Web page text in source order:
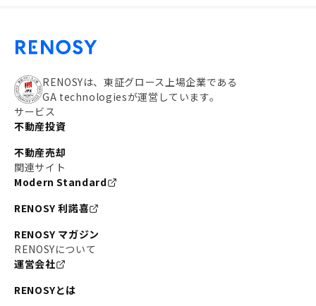
RENOSYは、東証グロース上場企業である
GA technologiesが運営しています。
サービス
不動産投資
不動産売却
関連サイト
Modern Standard
RENOSY 利諾喜
RENOSY マガジン
RENOSYについて
運営会社
RENOSYとは